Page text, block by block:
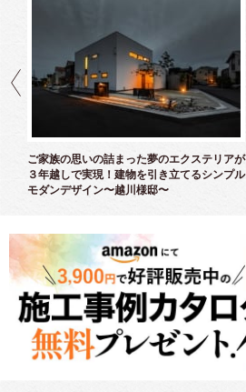
ご家族の思いの詰まった夢のエクステリアが
３年越しで実現！建物を引き立てるシンプル
モダンデザイン〜越川様邸〜